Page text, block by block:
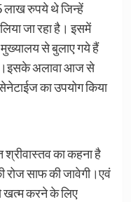
लाख रुपये थे जिन्हें
जा रहा है। इसमें
से बुलाए गये हैं
अलावा आज से
का उपयोग किया
का कहना है
रोज साफ की जावेगी।एवं
खत्म करने के लिए